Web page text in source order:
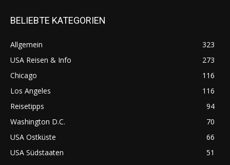
BELIEBTE KATEGORIEN
Allgemein
323
USA Reisen & Info
273
Chicago
116
Los Angeles
116
Reisetipps
94
Washington D.C.
70
USA Ostküste
66
USA Südstaaten
51